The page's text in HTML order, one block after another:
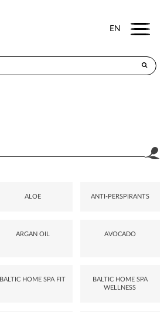
EN Menu
ALOE ANTI-PERSPIRANTS
ARGAN OIL AVOCADO
BALTIC HOME SPA FIT
BALTIC HOME SPA
WELLNESS